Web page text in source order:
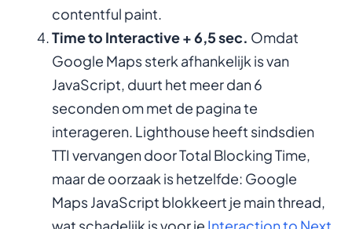
contentful paint.
Time to Interactive + 6,5 sec. Omdat
Google Maps sterk afhankelijk is van
JavaScript, duurt het meer dan 6
seconden om met de pagina te
interageren. Lighthouse heeft sindsdien
TTI vervangen door Total Blocking Time,
maar de oorzaak is hetzelfde: Google
Maps JavaScript blokkeert je main thread,
wat schadelijk is voor je Interaction to Next